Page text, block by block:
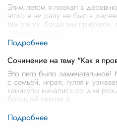
Этим летом я поехал в
этого я ни разу не был в
там увижу. Когда мы приехали,
Сочинение на тему "Как я
Это лето было замечательное!
с семьёй, играя, гуляя и
каникулы начались со дня
большой пикник в